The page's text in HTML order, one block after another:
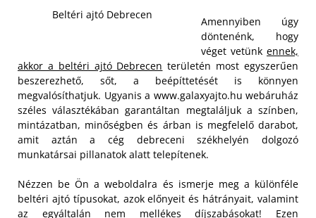
Beltéri ajtó Debrecen
Amennyiben úgy
döntenénk, hogy
véget vetünk ennek,
akkor a beltéri ajtó Debrecen területén most egyszerűen
beszerezhető, sőt, a beépíttetését is könnyen
megvalósíthatjuk. Ugyanis a www.galaxyajto.hu webáruház
széles választékában garantáltan megtaláljuk a színben,
mintázatban, minőségben és árban is megfelelő darabot,
amit aztán a cég debreceni székhelyén dolgozó
munkatársai pillanatok alatt telepítenek.
Nézzen be Ön a weboldalra és ismerje meg a különféle
beltéri ajtó típusokat, azok előnyeit és hátrányait, valamint
az egyáltalán nem mellékes díjszabásokat! Ezen